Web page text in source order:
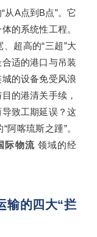
从A点到B点”。它
的系统性工程。
超高的“三超”大
适的港口与吊装
的设备免受风浪
的港清关手续，
致工期延误？这
喀琉斯之踵”。
际物流 领域的经
输的四大“拦